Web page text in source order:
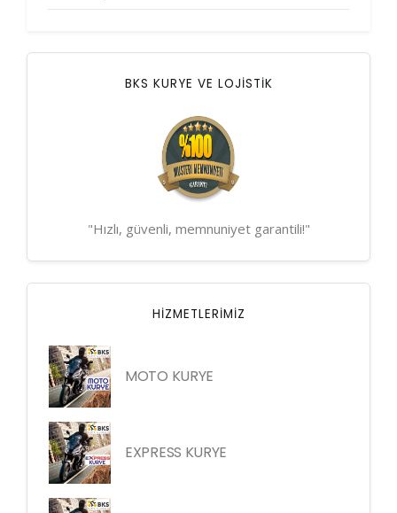
BKS KURYE VE LOJİSTİK
"Hızlı, güvenli, memnuniyet garantili!"
HIZMETLERIMIZ
MOTO KURYE
EXPRESS KURYE